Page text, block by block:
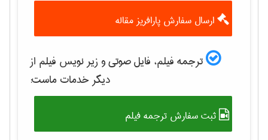
ارسال سفارش پارافریز مقاله
ترجمه فیلم، فایل صوتی و زیر نویس فیلم از
دیگر خدمات ماست:
ثبت سفارش ترجمه فیلم